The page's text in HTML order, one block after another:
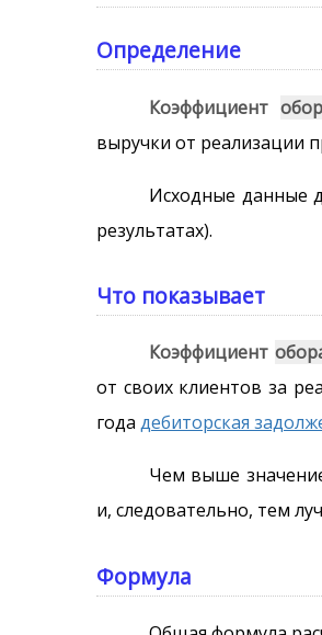
Определение
Коэффициент
выручки от реализации
Исходные данные
результатах).
Что показывает
Коэффициент
от своих клиентов за
года дебиторская
Чем выше
и, следовательно, тем
Формула